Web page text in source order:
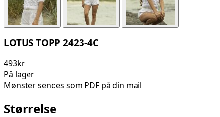
LOTUS TOPP 2423-4C
493kr
På lager
Mønster sendes som PDF på din mail
Størrelse